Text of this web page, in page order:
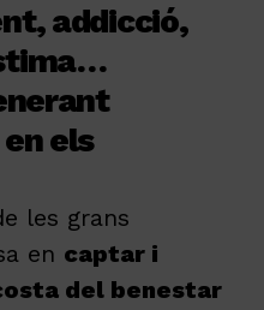
addicció,
en els
les grans
en captar i
del benestar